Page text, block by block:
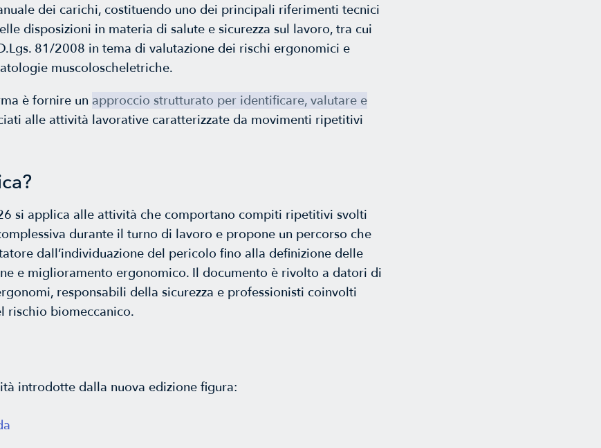
dei carichi, costituendo uno dei principali riferimenti tecnici
disposizioni in materia di salute e sicurezza sul lavoro, tra cui
81/2008 in tema di valutazione dei rischi ergonomici e
muscoloscheletriche.
è fornire un approccio strutturato per identificare, valutare e
alle attività lavorative caratterizzate da movimenti ripetitivi
si applica alle attività che comportano compiti ripetitivi svolti
durante il turno di lavoro e propone un percorso che
dall’individuazione del pericolo fino alla definizione delle
e miglioramento ergonomico. Il documento è rivolto a datori di
responsabili della sicurezza e professionisti coinvolti
rischio biomeccanico.
introdotte dalla nuova edizione figura: